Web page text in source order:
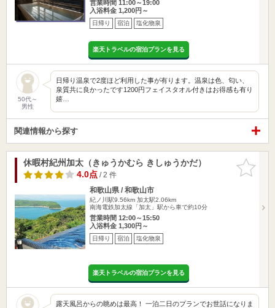
営業時間 11:00～19:00
入浴料金 1,200円～
日帰り 宿泊 塩化物泉
楽天トラベルの宿泊プランを見る
50代～
男性
日帰り温泉で2度ほど利用した事が有ります。温泉は色、匂い、
泉質共に良かったです1200円フェイスタオル付きはお得感も有り
嬉…
関連情報から探す
お気に入
りに追加
休暇村紀州加太（きゅうかむら きしゅうかだ）
4.0点/ 2 件
和歌山県 / 和歌山市
紀ノ川駅9.56km 加太駅2.06km
南海電鉄加太線「加太」駅から車で約10分
営業時間 12:00～15:50
入浴料金 1,300円～
日帰り 宿泊 塩化物泉
楽天トラベルの宿泊プランを見る
露天風呂からの眺めは最高！ 一泊二日のプランでお世話になりま